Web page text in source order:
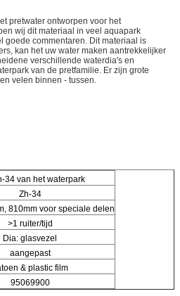
pretwater ontworpen voor het
wij dit materiaal in veel aquapark
goede commentaren. Dit materiaal is
kan het uw water maken aantrekkelijker
verschillende waterdia's en
van de pretfamilie. Er zijn grote
velen binnen - tussen.
34 van het waterpark
Zh-34
810mm voor speciale delen
>1 ruiter/tijd
Dia: glasvezel
aangepast
& plastic film
95069900